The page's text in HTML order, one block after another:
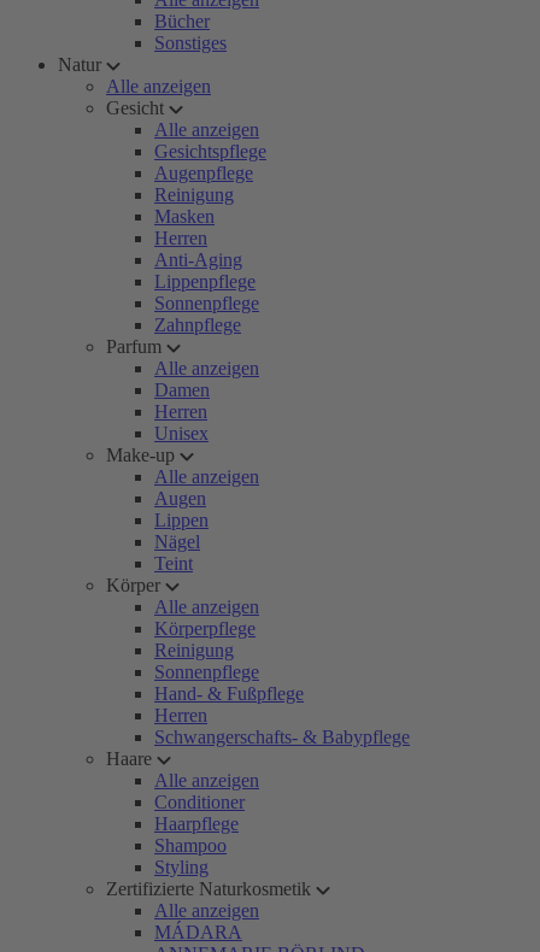
Bücher
Sonstiges
Natur
Alle anzeigen
Gesicht
Alle anzeigen
Gesichtspflege
Augenpflege
Reinigung
Masken
Herren
Anti-Aging
Lippenpflege
Sonnenpflege
Zahnpflege
Parfum
Alle anzeigen
Damen
Herren
Unisex
Make-up
Alle anzeigen
Augen
Lippen
Nägel
Teint
Körper
Alle anzeigen
Körperpflege
Reinigung
Sonnenpflege
Hand- & Fußpflege
Herren
Schwangerschafts- & Babypflege
Haare
Alle anzeigen
Conditioner
Haarpflege
Shampoo
Styling
Zertifizierte Naturkosmetik
Alle anzeigen
MÁDARA